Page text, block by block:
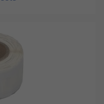
มีลักษณะเป็น
วง ๆ และม้วนเข้า
าสู่ระบบการพิมพ์ได้
1 ดวง ประกอบ